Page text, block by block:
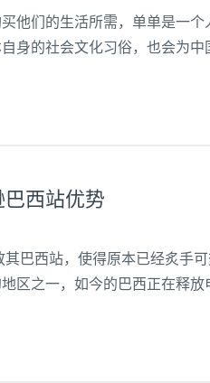
他们的生活所需，单单是一
身的社会文化习俗，也会为
、洗浴用...
西站优势
巴西站，使得原本已经炙手
区之一，如今的巴西正在释